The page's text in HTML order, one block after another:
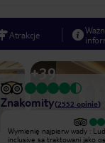
Atrakcje
+39
Znakomity(2552 opinie)
Wymienię najpierw wady :
inclusive sa traktowani jako